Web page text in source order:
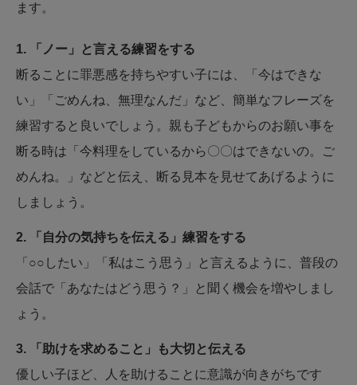
ます。
1. 「ノー」と言える練習をする
断ることに罪悪感を持ちやすい子には、「今はできな
い」「ごめんね、無理なんだ」など、簡単なフレーズを
練習すると良いでしょう。親も子どもからのお願い事を
断る時は「今料理をしているから〇〇はできないの。ご
めんね。」などと伝え、断る見本を見せてあげるように
しましょう。
2. 「自分の気持ちを伝える」練習をする
「○○したい」「私はこう思う」と言えるように、普段の
会話で「あなたはどう思う？」と聞く機会を増やしまし
ょう。
3. 「助けを求めること」も大切と伝える
優しい子ほど、人を助けることに意識が向きがちです